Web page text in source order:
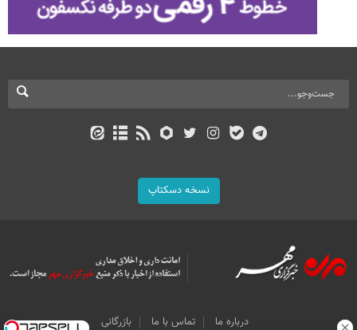
نسخه دسکتاپ
درباره ما تماس با ما بازرگانی